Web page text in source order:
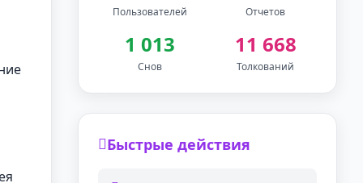
Пользователей Отчетов
1 013
Снов
11 668
Толкований
Быстрые действия